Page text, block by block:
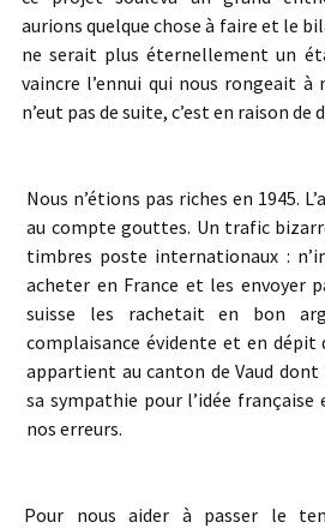
aurions quelque chose à faire et le
ne serait plus éternellement un
vaincre l’ennui qui nous rongeait
n’eut pas de suite, c’est en raison
Nous n’étions pas riches en 1945.
au compte gouttes. Un trafic
timbres poste internationaux :
acheter en France et les envoyer
suisse les rachetait en bon
complaisance évidente et en dépit
appartient au canton de Vaud dont
sa sympathie pour l’idée
nos erreurs.
Pour nous aider à passer le